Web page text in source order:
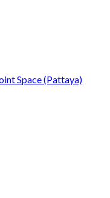
Space (Pattaya)